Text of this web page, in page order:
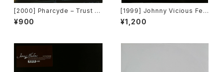
[2000] Pharcyde – Trust [E
del America Records]
¥900
[1999] Johnny Vicious Fea
t. Dangerous Dave – Sanct
uary [Groovilicious]
¥1,200